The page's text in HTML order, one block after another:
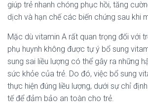
giúp trẻ nhanh chóng phục hồi, tăng
dịch và hạn chế các biến chứng sau khi
Mặc dù vitamin A rất quan trọng đối với
phụ huynh không được tự ý bổ sung
sung sai liều lượng có thể gây ra những
sức khỏe của trẻ. Do đó, việc bổ sung
thực hiện đúng liều lượng, dưới sự chỉ
tế để đảm bảo an toàn cho trẻ.